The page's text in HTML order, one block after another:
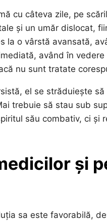
cu câteva zile, pe
și un umăr dislocat,
la o vârstă avansată,
având în
nu sunt tratate
el se străduiește să
trebuie să stau sub
său combativ, ci și
și
sa este favorabilă,